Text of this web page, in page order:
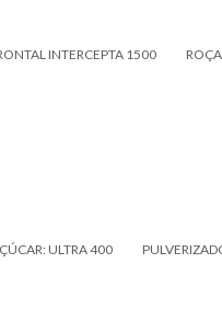
INTERCEPTA 1500
ULTRA 400